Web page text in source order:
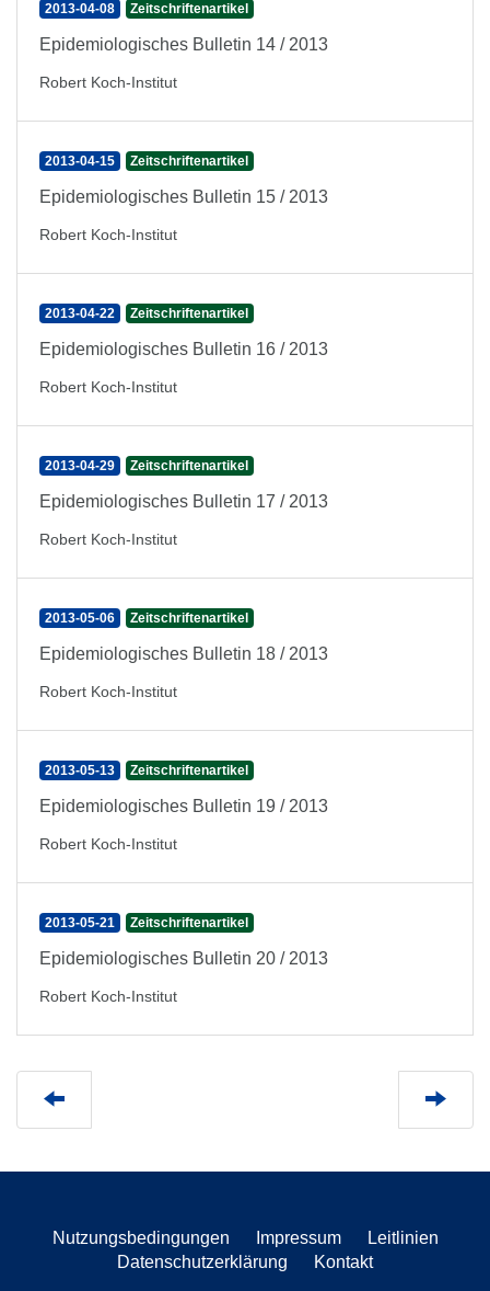
2013-04-08 Zeitschriftenartikel
Epidemiologisches Bulletin 14 / 2013
Robert Koch-Institut
2013-04-15 Zeitschriftenartikel
Epidemiologisches Bulletin 15 / 2013
Robert Koch-Institut
2013-04-22 Zeitschriftenartikel
Epidemiologisches Bulletin 16 / 2013
Robert Koch-Institut
2013-04-29 Zeitschriftenartikel
Epidemiologisches Bulletin 17 / 2013
Robert Koch-Institut
2013-05-06 Zeitschriftenartikel
Epidemiologisches Bulletin 18 / 2013
Robert Koch-Institut
2013-05-13 Zeitschriftenartikel
Epidemiologisches Bulletin 19 / 2013
Robert Koch-Institut
2013-05-21 Zeitschriftenartikel
Epidemiologisches Bulletin 20 / 2013
Robert Koch-Institut
Nutzungsbedingungen Impressum
Leitlinien
Datenschutzerklärung
Kontakt